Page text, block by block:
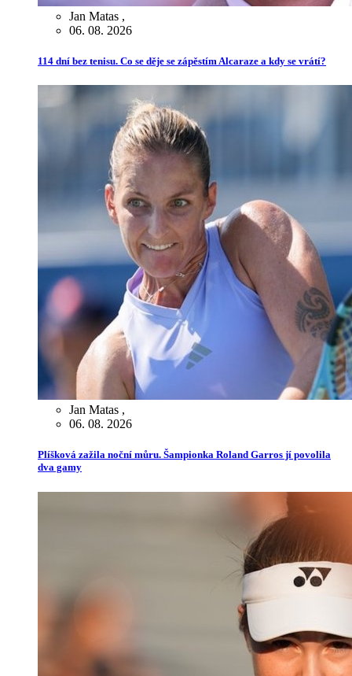
Jan Matas ,
06. 08. 2026
114 dní bez tenisu. Co se děje se zápěstím Alcaraze a kdy se vrátí?
Jan Matas ,
06. 08. 2026
Plíšková zažila noční můru. Šampionka Roland Garros jí povolila
dva gamy